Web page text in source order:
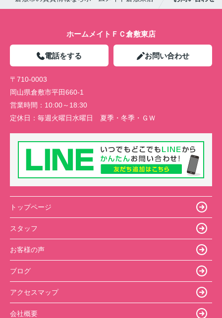
ホームメイトＦＣ倉敷東店
電話をする お問い合わせ
〒710-0003
岡山県倉敷市平田660-1
営業時間： 10:00～18:30
定休日： 毎週火曜日水曜日 夏季・冬季・ＧＷ
トップページ
スタッフ
お客様の声
ブログ
アクセスマップ
会社概要